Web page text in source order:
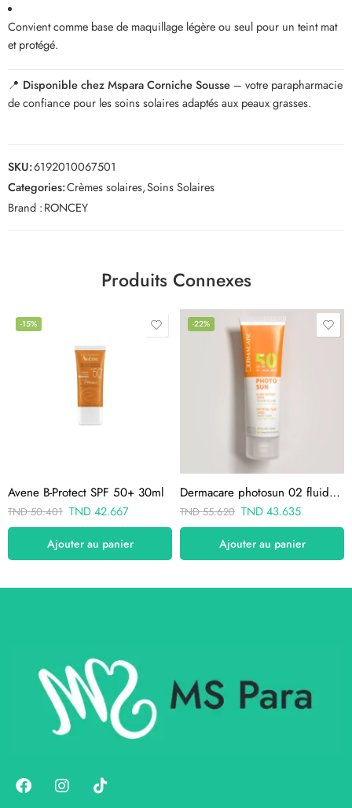
Convient comme base de maquillage légère ou seul pour un teint mat
et protégé.
📍 Disponible chez Mspara Corniche Sousse – votre parapharmacie
de confiance pour les soins solaires adaptés aux peaux grasses.
SKU:6192010067501
Categories:Crèmes solaires,Soins Solaires
Brand :RONCEY
Produits Connexes
-15%
Avene B-Protect SPF 50+ 30ml
TND50.401 TND42.667
Ajouter au panier
-22%
Dermacare photosun 02 fluide matifiante teinte spf 50+ 50ml
TND55.620 TND43.635
Ajouter au panier